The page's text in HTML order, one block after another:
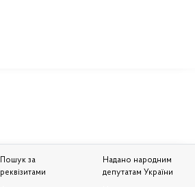
Пошук за
реквізитами
Надано народним
депутатам України